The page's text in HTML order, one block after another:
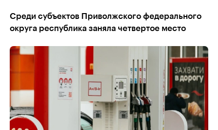
Среди субъектов Приволжского федерального
округа республика заняла четвертое место